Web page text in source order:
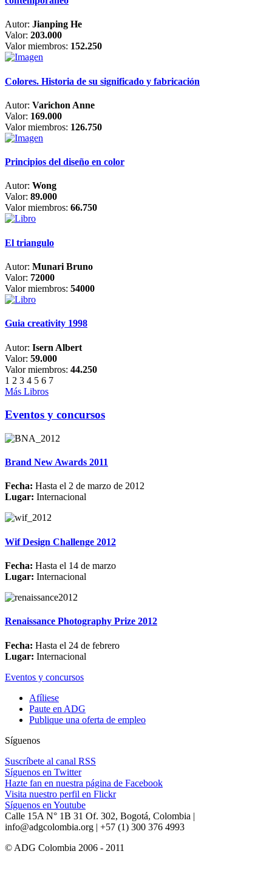
Autor: Jianping He
Valor: 203.000
Valor miembros: 152.250
Colores. Historia de su significado y fabricación
Autor: Varichon Anne
Valor: 169.000
Valor miembros: 126.750
Principios del diseño en color
Autor: Wong
Valor: 89.000
Valor miembros: 66.750
El triangulo
Autor: Munari Bruno
Valor: 72000
Valor miembros: 54000
Guia creativity 1998
Autor: Isern Albert
Valor: 59.000
Valor miembros: 44.250
1 2 3 4 5 6 7
Más Libros
Eventos y concursos
Brand New Awards 2011
Fecha: Hasta el 2 de marzo de 2012
Lugar: Internacional
Wif Design Challenge 2012
Fecha: Hasta el 14 de marzo
Lugar: Internacional
Renaissance Photography Prize 2012
Fecha: Hasta el 24 de febrero
Lugar: Internacional
Eventos y concursos
Afíliese
Paute en ADG
Publique una oferta de empleo
Síguenos
Suscríbete al canal RSS
Síguenos en Twitter
Hazte fan en nuestra página de Facebook
Visita nuestro perfil en Flickr
Síguenos en Youtube
Calle 15A N° 1B 31 Of. 302, Bogotá, Colombia |
info@adgcolombia.org | +57 (1) 300 376 4993
© ADG Colombia 2006 - 2011